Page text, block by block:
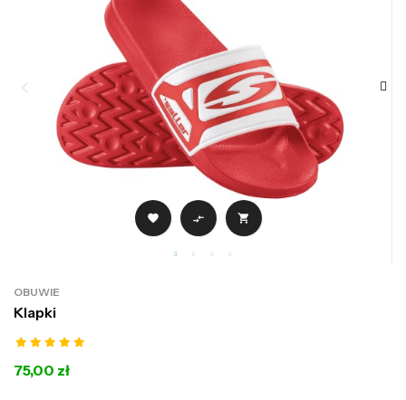
  
OBUWIE
Klapki
75,00 zł